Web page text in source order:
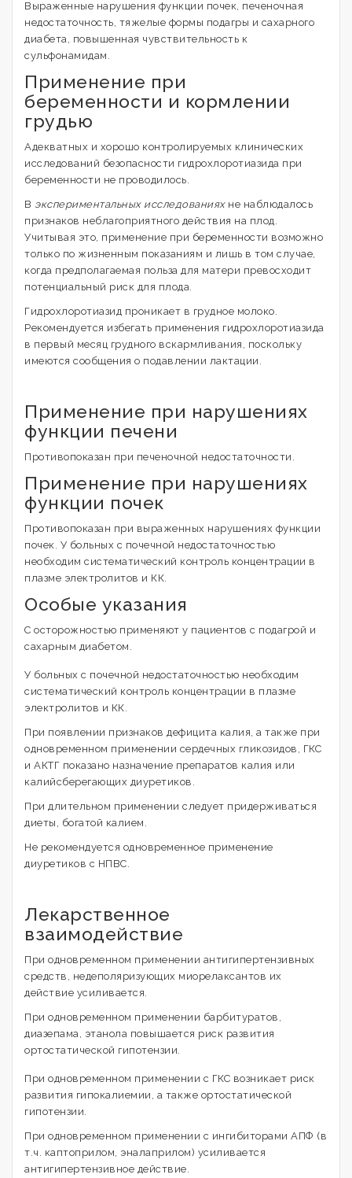
Выраженные нарушения функции почек, печеночная
недостаточность, тяжелые формы подагры и сахарного
диабета, повышенная чувствительность к
сульфонамидам.
Применение при
беременности и кормлении
грудью
Адекватных и хорошо контролируемых клинических
исследований безопасности гидрохлоротиазида при
беременности не проводилось.
В экспериментальных исследованияхне наблюдалось
признаков неблагоприятного действия на плод.
Учитывая это, применение при беременности возможно
только по жизненным показаниям и лишь в том случае,
когда предполагаемая польза для матери превосходит
потенциальный риск для плода.
Гидрохлоротиазид проникает в грудное молоко.
Рекомендуется избегать применения гидрохлоротиазида
в первый месяц грудного вскармливания, поскольку
имеются сообщения о подавлении лактации.
Применение при нарушениях
функции печени
Противопоказан при печеночной недостаточности.
Применение при нарушениях
функции почек
Противопоказан при выраженных нарушениях функции
почек. У больных с почечной недостаточностью
необходим систематический контроль концентрации в
плазме электролитов и КК.
Особые указания
С осторожностью применяют у пациентов с подагрой и
сахарным диабетом.
У больных с почечной недостаточностью необходим
систематический контроль концентрации в плазме
электролитов и КК.
При появлении признаков дефицита калия, а также при
одновременном применении сердечных гликозидов, ГКС
и АКТГ показано назначение препаратов калия или
калийсберегающих диуретиков.
При длительном применении следует придерживаться
диеты, богатой калием.
Не рекомендуется одновременное применение
диуретиков с НПВС.
Лекарственное
взаимодействие
При одновременном применении антигипертензивных
средств, недеполяризующих миорелаксантов их
действие усиливается.
При одновременном применении барбитуратов,
диазепама, этанола повышается риск развития
ортостатической гипотензии.
При одновременном применении с ГКС возникает риск
развития гипокалиемии, а также ортостатической
гипотензии.
При одновременном применении с ингибиторами АПФ (в
т.ч. каптоприлом, эналаприлом) усиливается
антигипертензивное действие.